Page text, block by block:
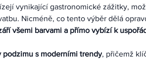
vynikající gastronomické zážitky,
Nicméně, co tento výběr dělá
všemi barvami a přímo vybízí k
podzimu s moderními trendy, přičemž